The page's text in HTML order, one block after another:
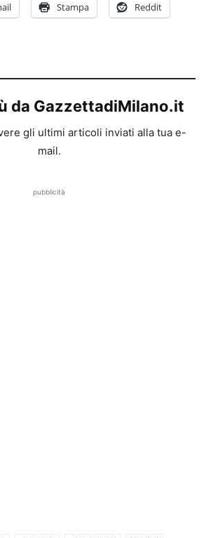
Stampa Reddit
da GazzettadiMilano.it
gli ultimi articoli inviati alla tua e-
mail.
pubblicità